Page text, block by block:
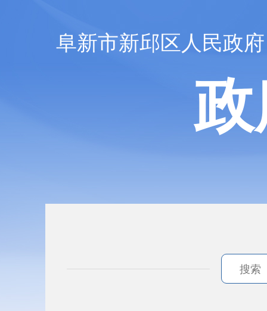
阜新市新邱区人民政府